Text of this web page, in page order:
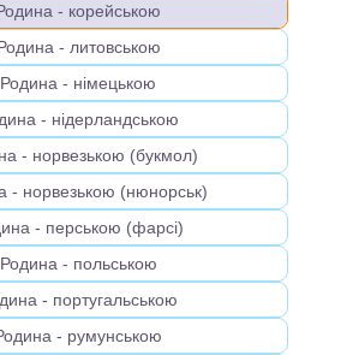
- корейською
- литовською
Родина - німецькою
- нідерландською
- норвезькою (букмол)
- норвезькою (нюнорськ)
- перською (фарсі)
Родина - польською
- португальською
- румунською